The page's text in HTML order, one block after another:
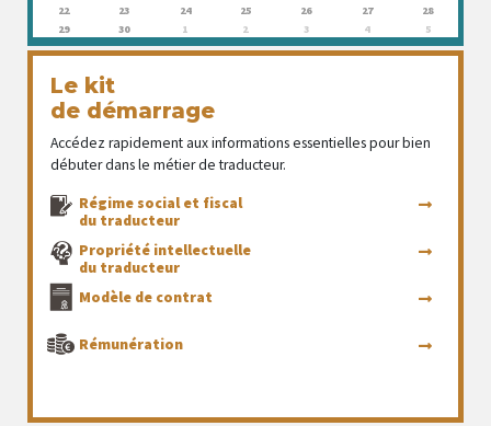
22
23 24 25 26 27
28
29
30 1 2 3 4 5
Le kit
de démarrage
Accédez rapidement aux informations essentielles pour bien
débuter dans le métier de traducteur.
Régime social et fiscal
du traducteur
Propriété intellectuelle
du traducteur
Modèle de contrat
Rémunération